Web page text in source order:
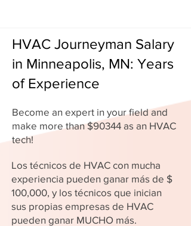
HVAC Journeyman Salary
in Minneapolis, MN: Years
of Experience
Become an expert in your field and
make more than $90344 as an HVAC
tech!
Los técnicos de HVAC con mucha
experiencia pueden ganar más de $
100,000, y los técnicos que inician
sus propias empresas de HVAC
pueden ganar MUCHO más.